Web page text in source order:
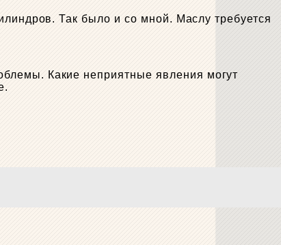
Так было и со мной. Маслу требуется
Какие неприятные явления могут